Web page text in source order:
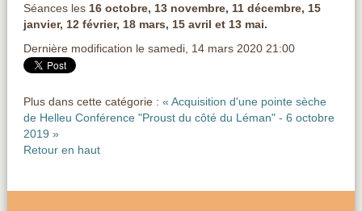
Séances les 16 octobre, 13 novembre, 11 décembre, 15
janvier, 12 février, 18 mars, 15 avril et 13 mai.
Dernière modification le samedi, 14 mars 2020 21:00
Plus dans cette catégorie : « Acquisition d'une pointe sèche
de Helleu Conférence "Proust du côté du Léman" - 6 octobre
2019 »
Retour en haut